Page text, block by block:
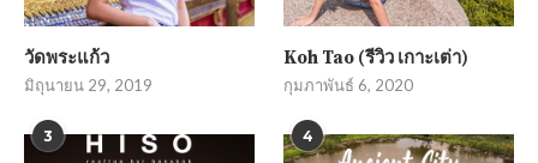
วัดพระแก้ว
มิถุนายน 29, 2019
Koh Tao (รีวิว เกาะเต่า)
กุมภาพันธ์ 6, 2020
3 4